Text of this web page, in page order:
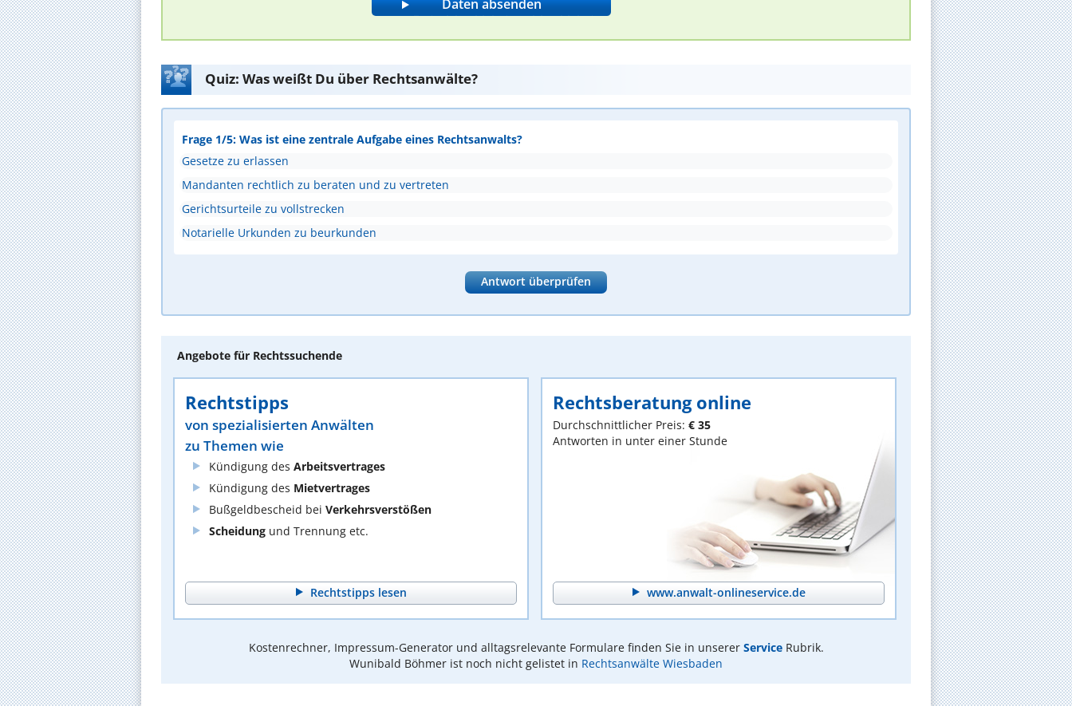
Quiz: Was weißt Du über Rechtsanwälte?
Frage 1/5: Was ist eine zentrale Aufgabe eines Rechtsanwalts?
Gesetze zu erlassen
Mandanten rechtlich zu beraten und zu vertreten
Gerichtsurteile zu vollstrecken
Notarielle Urkunden zu beurkunden
Antwort überprüfen
Angebote für Rechtssuchende
Rechtstipps
von spezialisierten Anwälten
zu Themen wie
Kündigung des Arbeitsvertrages
Kündigung des Mietvertrages
Bußgeldbescheid bei Verkehrsverstößen
Scheidung und Trennung etc.
Rechtstipps lesen
Rechtsberatung online
Durchschnittlicher Preis: € 35
Antworten in unter einer Stunde
www.anwalt-onlineservice.de
Kostenrechner, Impressum-Generator und alltagsrelevante Formulare finden Sie in unserer ServiceRubrik.
Wunibald Böhmer ist noch nicht gelistet in Rechtsanwälte Wiesbaden